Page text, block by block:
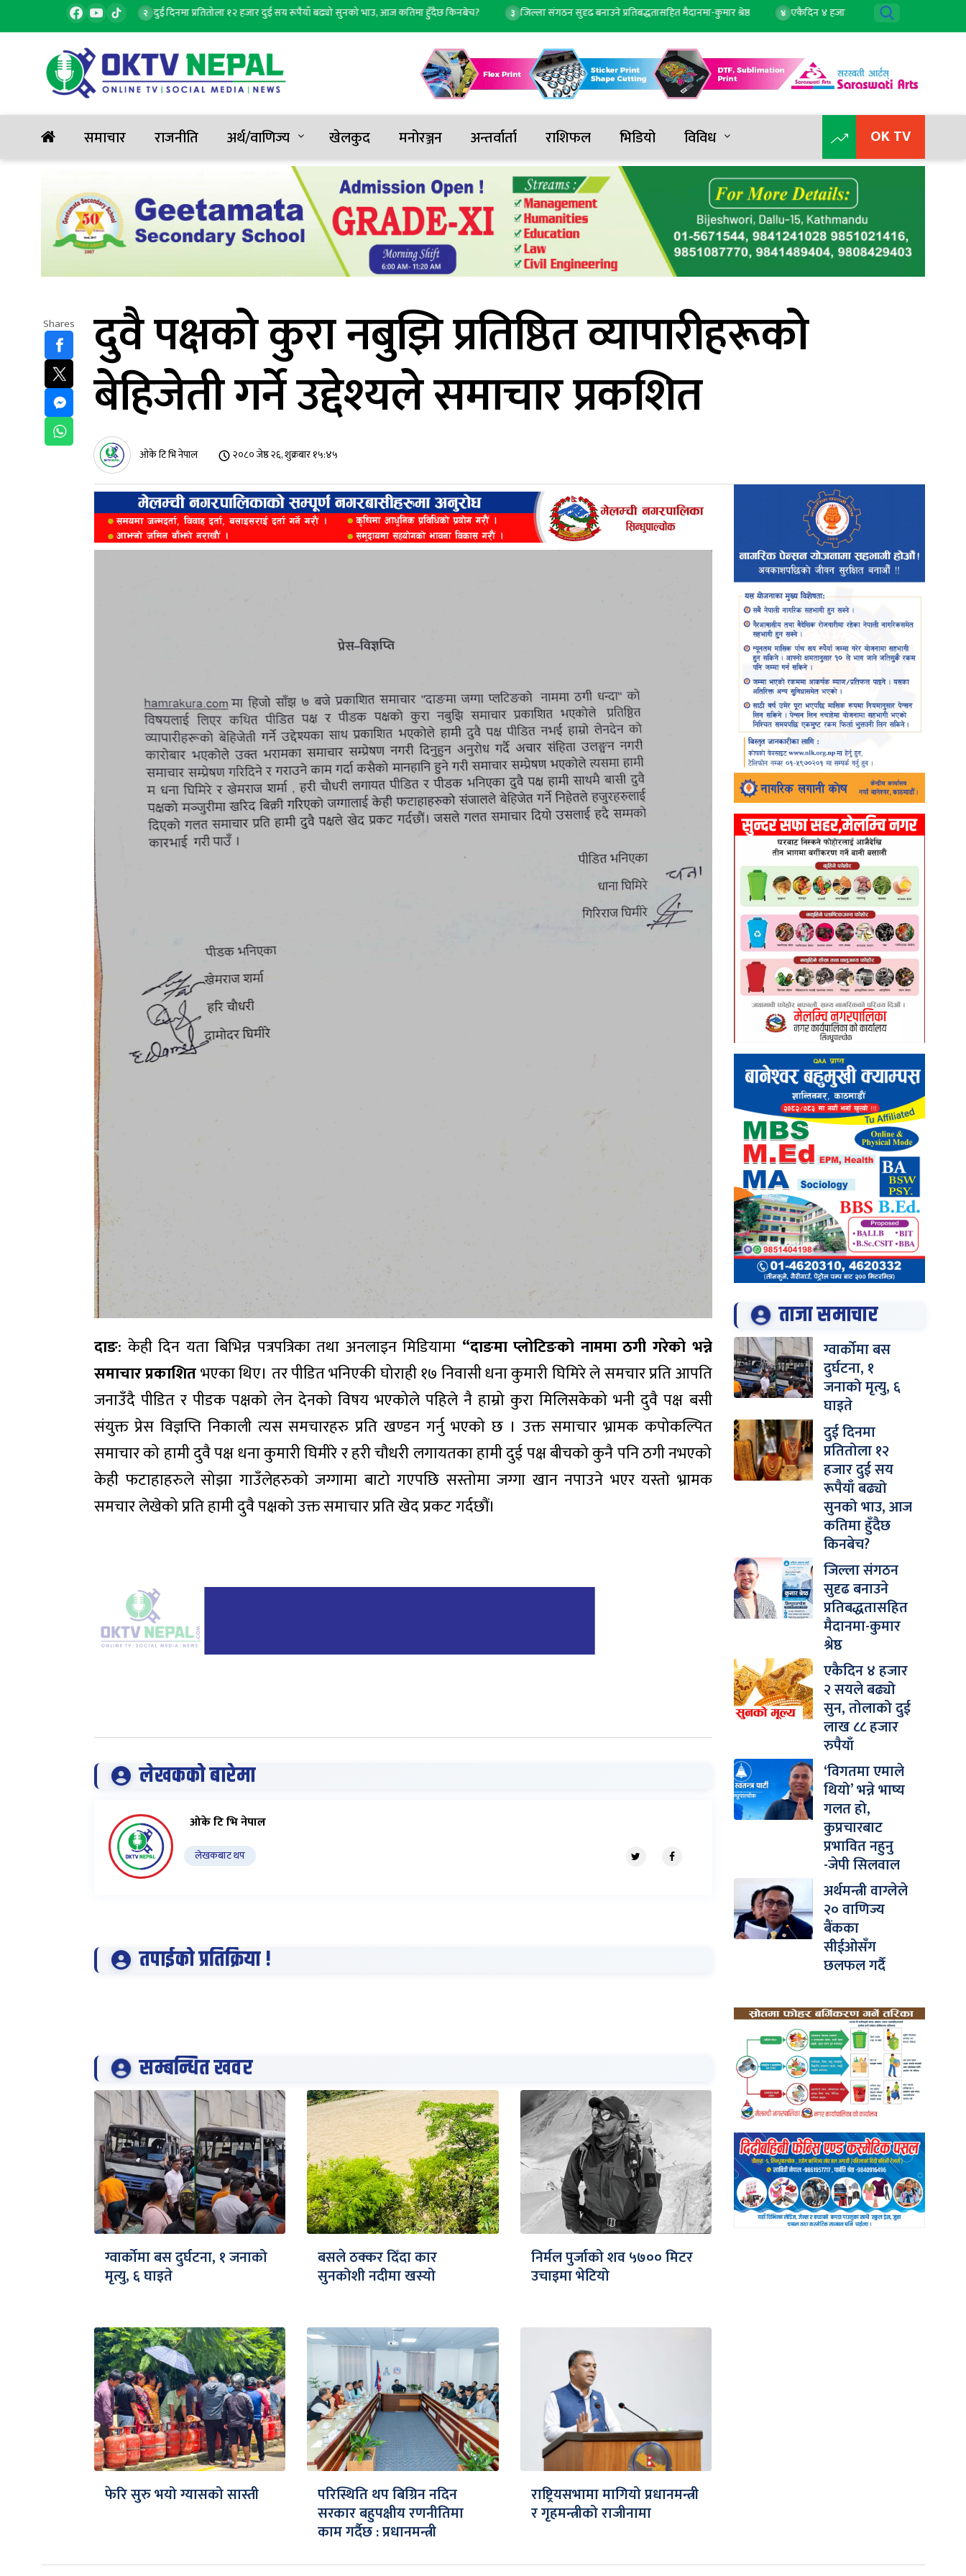
१ जनाको मृत्यु, ६ घाइते २ दुई दिनमा प्रतितोला १२ हजार दुई सय रूपैयाँ बढ्यो सुनको भाउ, आज कतिमा हुँदैछ किनबेच? जिल्ला संगठन सुदृढ बनाउने प्रतिबद्धतासहित मैदानमा-कुमार श्रेष्ठ एकैदिन ४ हजार २ सयले बढ्यो सुन, तोलाको दुई लाख
समाचार राजनीति अर्थ/वाणिज्य खेलकुद मनोरञ्जन अन्तर्वार्ता राशिफल भिडियो विविध OK TV
Shares दुवै पक्षको कुरा नबुझि प्रतिष्ठित व्यापारीहरूको
बेहिजेती गर्ने उद्देश्यले समाचार प्रकशित
ओके टि भि नेपाल २०८० जेष्ठ २६, शुक्रबार १५:४५
दाङ: केही दिन यता बिभिन्न पत्रपत्रिका तथा अनलाइन मिडियामा “दाङमा प्लोटिङको नाममा ठगी गरेको भन्ने
समाचार प्रकाशितभएका थिए। तर पीडित भनिएकी घोराही १७ निवासी धना कुमारी घिमिरे ले समचार प्रति आपति
जनाउँदै पीडित र पीडक पक्षको लेन देनको विषय भएकोले पहिले नै हाम्रो कुरा मिलिसकेको भनी दुवै पक्ष बसी
संयुक्त प्रेस विज्ञप्ति निकाली त्यस समचारहरु प्रति खण्डन गर्नु भएको छ । उक्त समाचार भ्रामक कपोकल्पित
समाचार को हामी दुवै पक्ष धना कुमारी घिमीरे र हरी चौधरी लगायतका हामी दुई पक्ष बीचको कुनै पनि ठगी नभएको
केही फटाहाहरुले सोझा गाउँलेहरुको जग्गामा बाटो गएपछि सस्तोमा जग्गा खान नपाउने भएर यस्ताे भ्रामक
समचार लेखेको प्रति हामी दुवै पक्षको उक्त समाचार प्रति खेद प्रकट गर्दछौं।
लेखकको बारेमा
ओके टि भि नेपाल
लेखकबाट थप
तपाईको प्रतिक्रिया !
सम्बन्धित खवर
ग्वार्कोमा बस दुर्घटना, १ जनाको
मृत्यु, ६ घाइते
बसले ठक्कर दिँदा कार
सुनकोशी नदीमा खस्यो
निर्मल पुर्जाको शव ५७०० मिटर
उचाइमा भेटियो
फेरि सुरु भयो ग्यासको सास्ती परिस्थिति थप बिग्रिन नदिन
सरकार बहुपक्षीय रणनीतिमा
काम गर्दैछ : प्रधानमन्त्री
राष्ट्रियसभामा मागियो प्रधानमन्त्री
र गृहमन्त्रीको राजीनामा
ताजा समाचार
ग्वार्कोमा बस
दुर्घटना, १
जनाको मृत्यु, ६
घाइते
दुई दिनमा
प्रतितोला १२
हजार दुई सय
रूपैयाँ बढ्यो
सुनको भाउ, आज
कतिमा हुँदैछ
किनबेच?
जिल्ला संगठन
सुदृढ बनाउने
प्रतिबद्धतासहित
मैदानमा-कुमार
श्रेष्ठ
एकैदिन ४ हजार
२ सयले बढ्यो
सुन, तोलाको दुई
लाख ८८ हजार
रुपैयाँ
‘विगतमा एमाले
थियो’ भन्ने भाष्य
गलत हो,
कुप्रचारबाट
प्रभावित नहुनु
-जेपी सिलवाल
अर्थमन्त्री वाग्लेले
२० वाणिज्य
बैंकका
सीईओसँग
छलफल गर्दै